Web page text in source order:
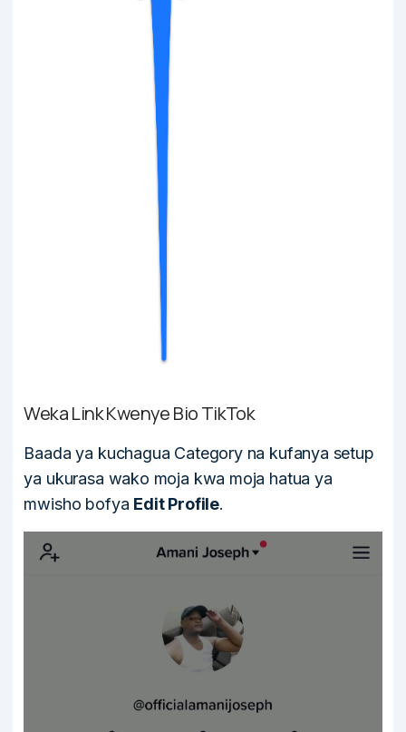
Weka Link Kwenye Bio TikTok
Baada ya kuchagua Category na kufanya setup
ya ukurasa wako moja kwa moja hatua ya
mwisho bofya Edit Profile.